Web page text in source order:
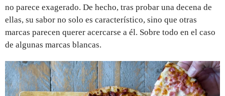
no parece exagerado. De hecho, tras probar una decena de
ellas, su sabor no solo es característico, sino que otras
marcas parecen querer acercarse a él. Sobre todo en el caso
de algunas marcas blancas.